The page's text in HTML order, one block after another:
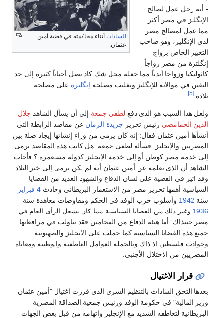
السادات أثناء محاكمته في قضية أمين
عثمان.
- أنه رجل عمل لصالح
الإنگليز في مصر أكثر
مما عمل لمصالح مصر
لدى الإنگليز، وهو صاحب
التعبير الخاص بزواج
إنگلترة من مصر زواجاً
كاثوليكيا وزواجا أبدياً مما جعله محل شك كاد يصل أحياناً كثيرة إلى حد
اليقين في موالاته للإنگليز وتغليب مصلحة إنگلترة على مصلحة
بلاده.[5]
.
ولعل هذا السبب هو الذى دفع لطفي جمعة إلى أن يسأل الشاهد جلال
الدين الحمامصى رئيس تحرير جريدة الزمان عن مقاصد الرابطة التى
أنشأها أمين عثمان فقال: إنه كان يرمى من وراء إنشائها إيجاد صلة بين
المصريين والإنجليز. فسأله لطفى جمعة: هل كانت هذه المقاصد ترمى
إلى خدمة مصر كوطن أو إلى خدمة الإنجليز كدولة مستعمرة ؟ فأجاب
الشاهد أن الذى يعلمه عن أمين عثمان أنه لم يكن يرمى إلى خير البلاد.
وقد اثير في القضية على لسان الدفاع والشهود العديد من القضايا
السياسية أهمها تحرير مصر من الاستعمار البريطانى وحادث 4 فبراير
سنة 1942 وأسلوب حزب الوفد في الحكم ومفاوضات معاهدة سنة
1936 وغير ذلك من القضايا السياسية مما كان يشغل الرأى العام في
مصر حينذاك. أما هيئة الدفاع من المحامين فقد تناولت في مرافعاتها
جميع هذه القضايا السياسية كما حملت على الانجليز والصهيونية
وحوادث فلسطين اذ ذاك وبالجملة العوامل العاطفية والوطنية ومعاناة
المصريين من الاحتلال الأجنبي.
قرار الاغتيال
بعدها التحق السادات بالتنظيم السري الذي قررت اغتيال "أمين عثمان
وزير المالية" في حكومة الوفد ورئيس جمعية الصداقة المصرية
البريطانية لتعاطفه الشديد مع الإنجليز واتهامه من قبل بعض الجهات